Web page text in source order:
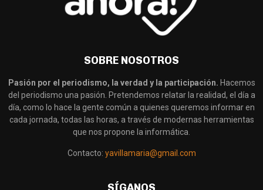
SOBRE NOSOTROS
Pasión por el periodismo, la verdad y la participación. Hacemos
del periodismo una pasión. Pretendemos relatar la realidad, el día a
día, como lo hace la gente común a quienes queremos informar en
cada jornada, todas las horas, a través de modernas herramientas
que nos propone la informática.
Contacto: yavillamaria@gmail.com